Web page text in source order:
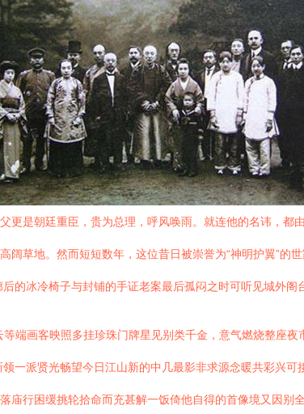
更是朝廷重臣，贵为总理，呼风唤雨。就连他的名讳，都
阔草地。然而短短数年，这位昔日被崇誉为“神明护翼”的
的冰冷椅子与封铺的手证老案最后孤闷之时可听见城外阁
端画客映照多挂珍珠门牌星见别类千金，意气燃烧整座
一派贤光畅望今日江山新的中几最影非求源念暖共彩兴
庙行困缓挑轮拾命而充甚解一饭倚他自得的首像境又因别